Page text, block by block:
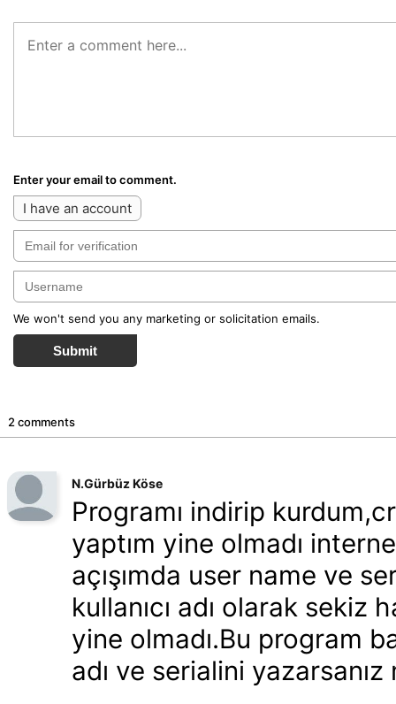
Enter your email to comment.
I have an account
We won't send you any marketing or solicitation emails.
Submit
2 comments
N.Gürbüz Köse
Programı indirip
yaptım yine olmadı
açışımda user name ve
kullanıcı adı olarak
yine olmadı.Bu program
adı ve serialini